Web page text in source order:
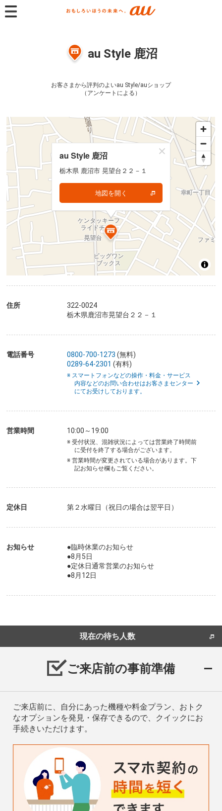
au Style 鹿沼
お客さまから評判のよいau Style/auショップ
（アンケートによる）
au Style 鹿沼
栃木県 鹿沼市 晃望台２２－１
地図を開く
au Style 鹿沼
栃木県 鹿沼市 晃望台２２－１
地図を開く
住所
322-0024
栃木県鹿沼市晃望台２２－１
電話番号 0800-700-1273 (無料)
0289-64-2301 (有料)
※ スマートフォンなどの操作・料金・サービス
内容などのお問い合わせはお客さまセンター
にてお受けしております。
営業時間 10:00～19:00
※ 受付状況、混雑状況によっては営業終了時間前
に受付を終了する場合がございます。
※ 営業時間が変更されている場合があります。下
記お知らせ欄もご覧ください。
定休日 第２水曜日（祝日の場合は翌平日）
お知らせ
●臨時休業のお知らせ
●8月5日
●定休日通常営業のお知らせ
●8月12日
現在の待ち人数
ご来店前の事前準備
ご来店前に、自分にあった機種や料金プラン、おトク
なオプションを発見・保存できるので、クイックにお
手続きいただけます。